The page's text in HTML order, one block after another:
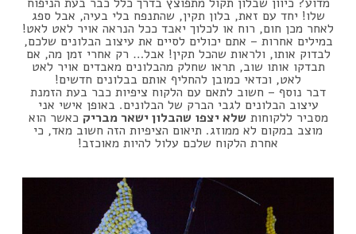
שלו! יחד עם זאת, בלון תקין, שהתנפח בלי בעיה, אבל ספג
לאחר מכן חום, רוח או לכלוך יאבד ככל הנראה אויר לאט לאט!
במילים אחרות – אתם יכולים לסיים את עיצוב הבלונים שלכם,
לבדוק אותו, ולראות שהכל תקין! אבל… רק אחרי זמן מה, אם
תבדקו אותו שוב, תראו שחלק מהבלונים מאבדים אויר לאט
לאט, וכדאי כמובן להחליף אותם בבלונים חדשים!
דבר נוסף – חשוב לתאם עם הלקוח ציפיות כבר בעת הזמנת
עיצוב הבלונים לגבי הברק של הבלונים. באופן אישי אני
מסביר ללקוחות שלא יצפו שהבלון ישאר מבריק כאשר הוא
מוצב במקום לא ממוזג. תיאום הציפיות הזה חשוב מאד, כי
אחרת הלקוח שלכם עלול להיות מאוכזב!